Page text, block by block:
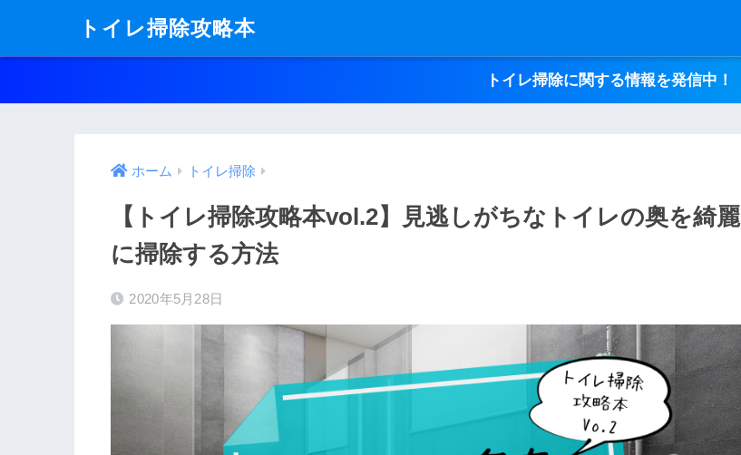
トイレ掃除攻略本
トイレ掃除に関する情報を発信中！
ホーム トイレ掃除
【トイレ掃除攻略本vol.2】見逃しがちなトイレの奥を綺麗
に掃除する方法
2020年5月28日